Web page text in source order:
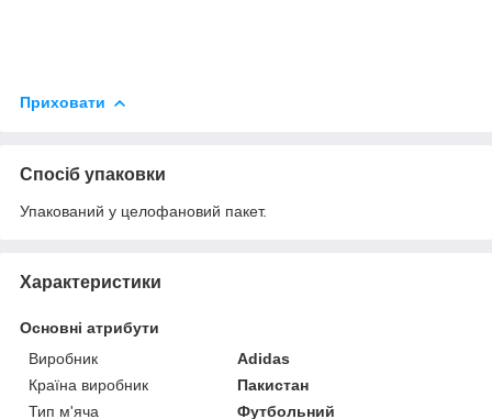
Приховати
Спосіб упаковки
Упакований у целофановий пакет.
Характеристики
Основні атрибути
Виробник
Adidas
Країна виробник
Пакистан
Тип м'яча
Футбольний